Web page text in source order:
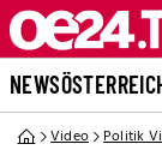
NEWS
Video Politik